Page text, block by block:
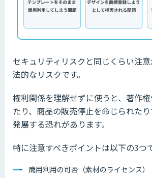
セキュリティリスクと同じくらい注意
法的なリスクです。
権利関係を理解せずに使うと、著作
たり、商品の販売停止を命じられた
発展する恐れがあります。
特に注意すべきポイントは以下の3つで
商用利用の可否（素材のライセンス）